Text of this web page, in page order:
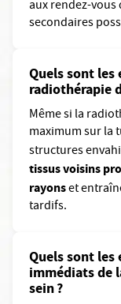
aux rendez-
secondaires
Quels sont les
radiothérapie
Même si la
maximum sur la
structures
tissus voisins
rayonset
tardifs.
Quels sont les
immédiats de
sein ?